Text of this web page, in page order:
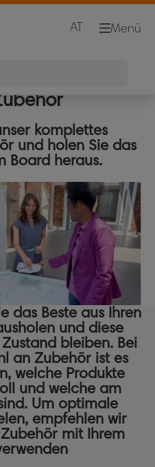
Menü
AT
komplettes
und holen Sie das
Board heraus.
das Beste aus Ihren
und diese
bleiben. Bei
an Zubehör ist es
welche Produkte
und welche am
Um optimale
empfehlen wir
mit Ihrem